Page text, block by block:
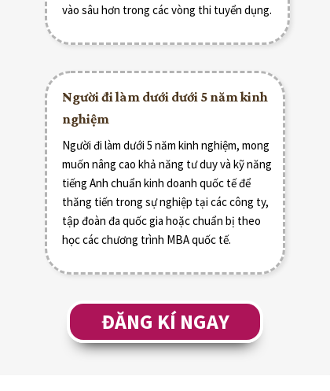
Người đi làm dưới 5 năm kinh nghiệm, mong
muốn nâng cao khả năng tư duy và kỹ năng
tiếng Anh chuẩn kinh doanh quốc tế để
thăng tiến trong sự nghiệp tại các công ty,
tập đoàn đa quốc gia hoặc chuẩn bị theo
học các chương trình MBA quốc tế.
Người đi làm dưới dưới 5 năm kinh
nghiệm
vào sâu hơn trong các vòng thi tuyển dụng.
ĐĂNG KÍ NGAY